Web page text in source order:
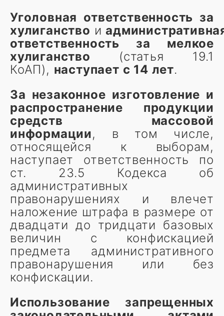
Уголовная ответственность за
хулиганство и
ответственность за мелкое
хулиганство (статья 19.1
КоАП), наступает с 14 лет.
За незаконное изготовление и
распространение продукции
средств массовой
информации, в том числе,
относящейся к выборам,
наступает ответственность по
ст. 23.5 Кодекса об
административных
правонарушениях и влечет
наложение штрафа в размере от
двадцати до тридцати базовых
величин с конфискацией
предмета административного
правонарушения или без
конфискации.
Использование запрещенных